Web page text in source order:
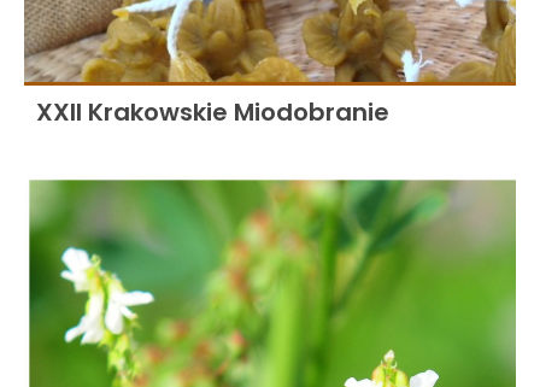
XXII Krakowskie Miodobranie